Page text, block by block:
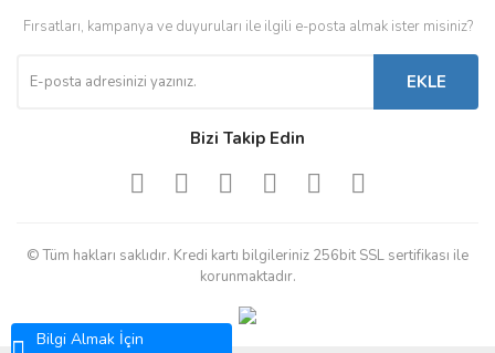
Bilgi Almak İçin
Fırsatları, kampanya ve duyuruları ile ilgili e-posta almak ister misiniz?
EKLE
Bizi Takip Edin
© Tüm hakları saklıdır. Kredi kartı bilgileriniz 256bit SSL sertifikası ile
korunmaktadır.